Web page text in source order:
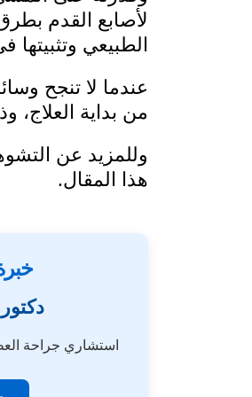
لأصابع القدم
الطبيعي وتثبيتها
عندما لا تنجح
من بداية العلاج،
وللمزيد عن
هذا المقال.
خبرة
استشاري جراحة